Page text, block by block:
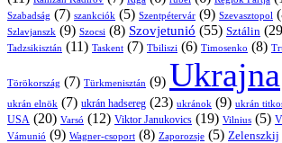
Szabadság (7) szankciók (5) Szentpétervár (9) Szevasztopol
Szlavjanszk (9) Szocsi (8) Szovjetunió (55) Sztálin
Tadzsikisztán (11) Taskent (7) Tbiliszi (6) Timosenko (8)
Törökország (7) Türkmenisztán (9) Ukrajna
ukrán elnök (7) ukrán hadsereg (23) ukránok (9) ukrán
USA (20) Varsó (12) Viktor Janukovics (19) Vilnius (5)
Vámunió (9) Wagner-csoport (8) Zaporozsje (5) Zelenszkij